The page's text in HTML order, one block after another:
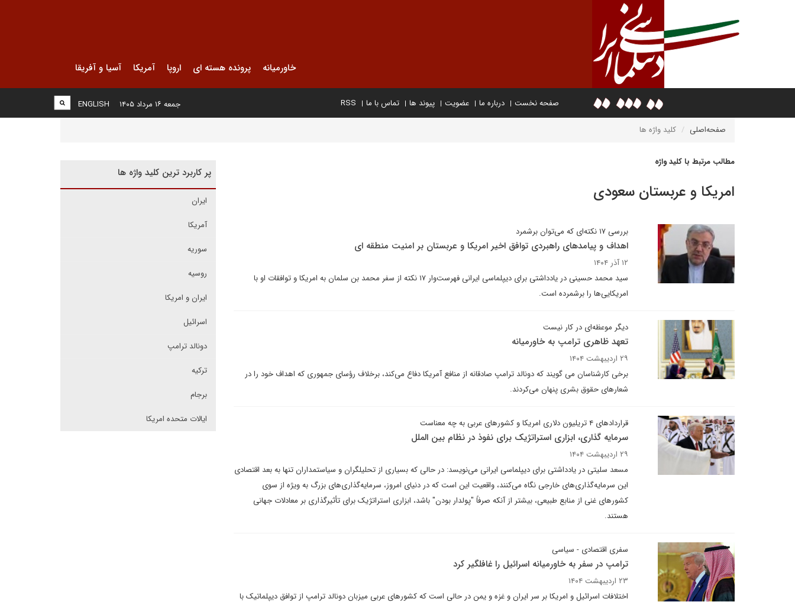
خاورمیانه پرونده هسته ای اروپا آمریکا آسیا و آفریقا
صفحه نخست درباره ما عضویت پیوند ها تماس با ما RSS
ENGLISH جمعه ۱۶ مرداد ۱۴۰۵
صفحه‌اصلی کلید واژه ها
مطالب مرتبط با کلید واژه
امریکا و عربستان سعودی
بررسی ۱۷ نکته‌ای که می‌توان برشمرد
اهداف و پیامدهای راهبردی توافق اخیر امریکا و عربستان بر امنیت منطقه ای
۱۲ آذر ۱۴۰۴
سید محمد حسینی در یادداشتی برای دیپلماسی ایرانی فهرست‌وار ۱۷ نکته از سفر محمد بن سلمان به امریکا و توافقات او با
امریکایی‌ها را برشمرده است.
دیگر موعظه‌ای در کار نیست
تعهد ظاهری ترامپ به خاورمیانه
۲۹ اردیبهشت ۱۴۰۴
برخی کارشناسان می گویند که دونالد ترامپ صادقانه از منافع آمریکا دفاع می‌کند، برخلاف رؤسای جمهوری که اهداف خود را در
شعارهای حقوق بشری پنهان می‌کردند.
قراردادهای ۴ تریلیون دلاری امریکا و کشورهای عربی به چه معناست
سرمایه گذاری، ابزاری استراتژیک برای نفوذ در نظام بین الملل
۲۹ اردیبهشت ۱۴۰۴
مسعد سلیتی در یادداشتی برای دیپلماسی ایرانی می‌نویسد: در حالی که بسیاری از تحلیلگران و سیاستمداران تنها به بعد اقتصادی
این سرمایه‌گذاری‌های خارجی نگاه می‌کنند، واقعیت این است که در دنیای امروز، سرمایه‌گذاری‌های بزرگ به ویژه از سوی
کشورهای غنی از منابع طبیعی، بیشتر از آنکه صرفاً "پولدار بودن" باشد، ابزاری استراتژیک برای تأثیرگذاری بر معادلات جهانی
هستند.
سفری اقتصادی - سیاسی
ترامپ در سفر به خاورمیانه اسرائیل را غافلگیر کرد
۲۳ اردیبهشت ۱۴۰۴
اختلافات اسرائیل و امریکا بر سر ایران و غزه و یمن در حالی است که کشورهای عربی میزبان دونالد ترامپ از توافق دیپلماتیک با
پر کاربرد ترین کلید واژه ها
ایران
آمریکا
سوریه
روسیه
ایران و امریکا
اسرائیل
دونالد ترامپ
ترکیه
برجام
ایالات متحده امریکا